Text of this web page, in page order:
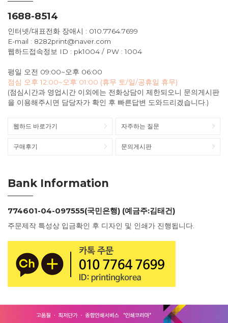
1688-8514
인터넷/대표전화 장애시 : 010.7764.7699
E-mail : 8282print@naver.com
웹하드접속정보 ID : pk1004 / PW : 1004
평일 오전 09:00~오후 06:00
점심 오후 12:00~오후 01:00 (휴무 토/일/공휴일 휴무)
(점심시간과 영업시간 이외에는 전화상담이 제한되오니 문의게시판
을 이용해주시면 담당자가 확인 후 빠른답변 도와드리겠습니다.)
웹하드 바로가기 자주하는 질문
구매후기 문의게시판
Bank Information
774601-04-097555(국민은행) (예금주:김태건)
주문제작 특성상 입금확인 후 디자인 및 인쇄가 진행됩니다.